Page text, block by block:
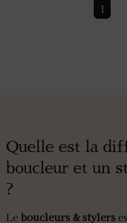
1
Quelle est la
boucleur et un
?
Leboucleurs & stylers